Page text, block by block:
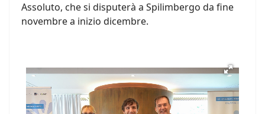
Assoluto, che si disputerà a Spilimbergo da fine
novembre a inizio dicembre.